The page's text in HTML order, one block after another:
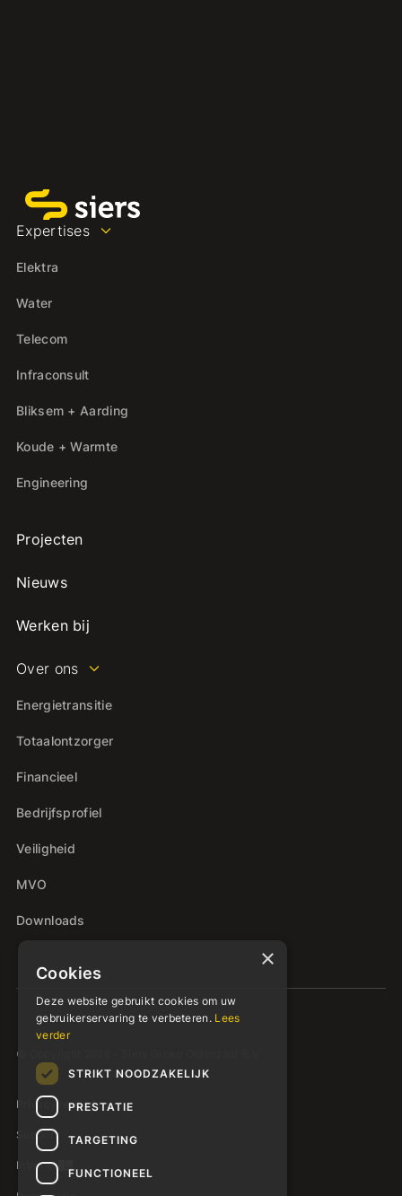
Expertises
Elektra
Water
Telecom
Infraconsult
Bliksem + Aarding
Koude + Warmte
Engineering
Projecten
Nieuws
Werken bij
Over ons
Energietransitie
Totaalontzorger
Financieel
Bedrijfsprofiel
Veiligheid
MVO
Downloads
© Copyright 2026 - Siers Groep Oldenzaal B.V.
Privacyverklaring
Support
Intranet
×
Cookies
Deze website gebruikt cookies om uw
gebruikerservaring te verbeteren. Lees
verder
STRIKT NOODZAKELIJK
PRESTATIE
TARGETING
FUNCTIONEEL